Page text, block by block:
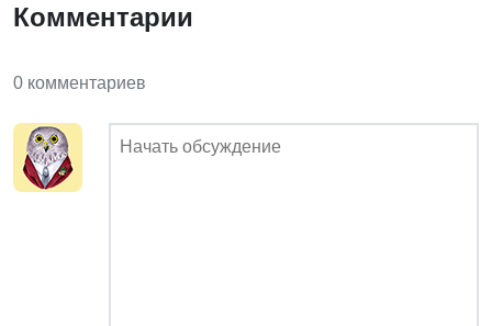
Комментарии
0 комментариев